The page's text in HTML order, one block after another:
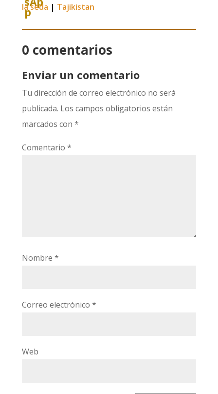
la seda | Tajikistan
0 comentarios
Enviar un comentario
Tu dirección de correo electrónico no será
publicada. Los campos obligatorios están
marcados con *
Comentario *
Nombre *
Correo electrónico *
Web